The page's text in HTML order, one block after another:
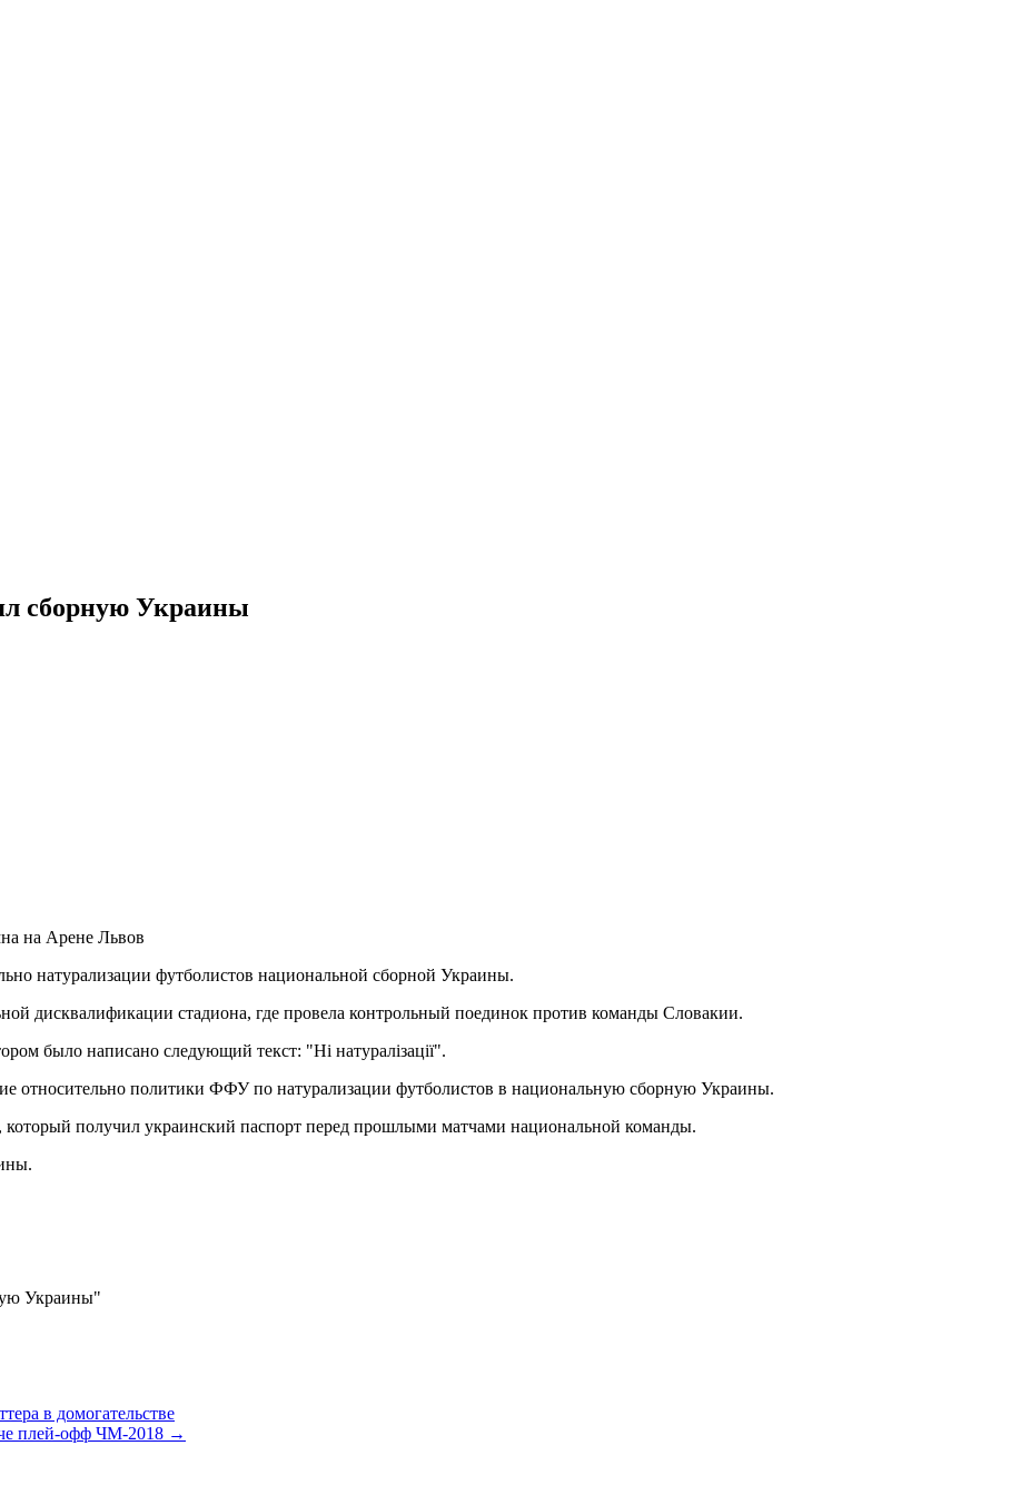
сборную Украины
на Арене Львов
натурализации футболистов национальной сборной Украины.
дисквалификации стадиона, где провела контрольный поединок против команды Словакии.
было написано следующий текст: "Ні натуралізації".
относительно политики ФФУ по натурализации футболистов в национальную сборную Украины.
который получил украинский паспорт перед прошлыми матчами национальной команды.
Украины"
в домогательстве
плей-офф ЧМ-2018 →